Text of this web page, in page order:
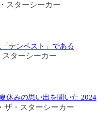
スターシーカー
テンペスト」である
ターシーカー
休みの思い出を聞いた 2024
ザ・スターシーカー